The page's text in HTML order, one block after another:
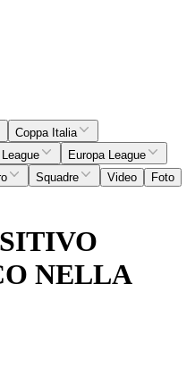
Coppa Italia
Europa League
Squadre Video
Foto
NELLA